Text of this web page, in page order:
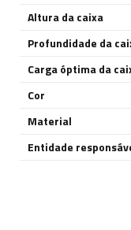
Altura da caixa
Profundidade da
Carga óptima da
Cor
Material
Entidade